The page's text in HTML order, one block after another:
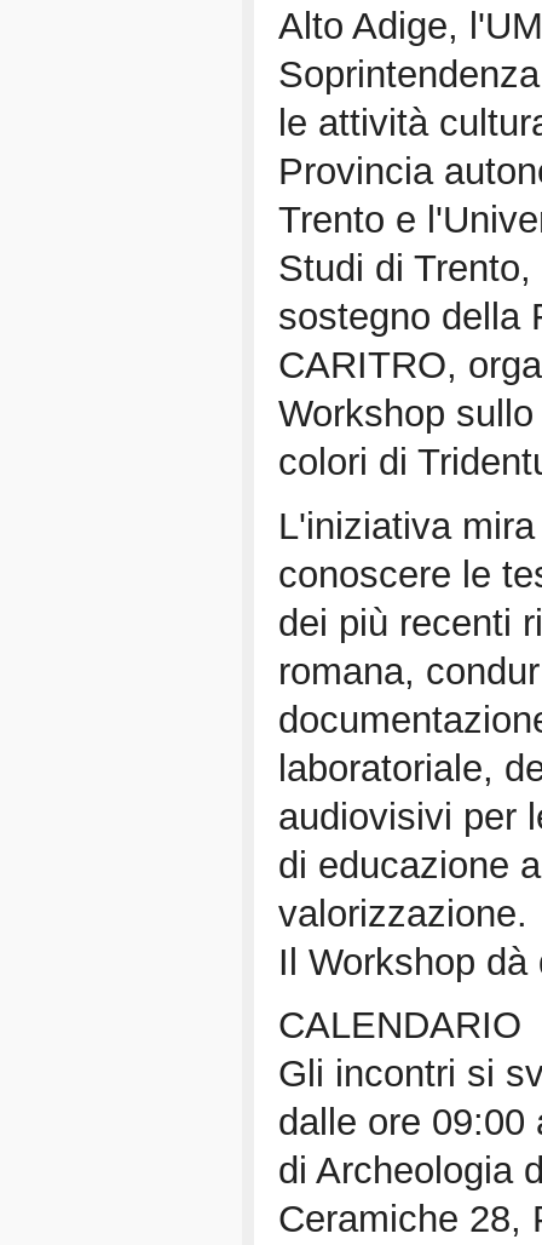
Alto Adige,
le attività
Provincia
Trento e
Studi di
sostegno della
CARITRO,
Workshop
colori di
L'iniziativa
conoscere le
dei più recenti
romana,
laboratoriale,
audiovisivi per
di educazione
valorizzazione.
Il Workshop dà
CALENDARIO
Gli incontri si
dalle ore 09:00
di Archeologia
Ceramiche 28,